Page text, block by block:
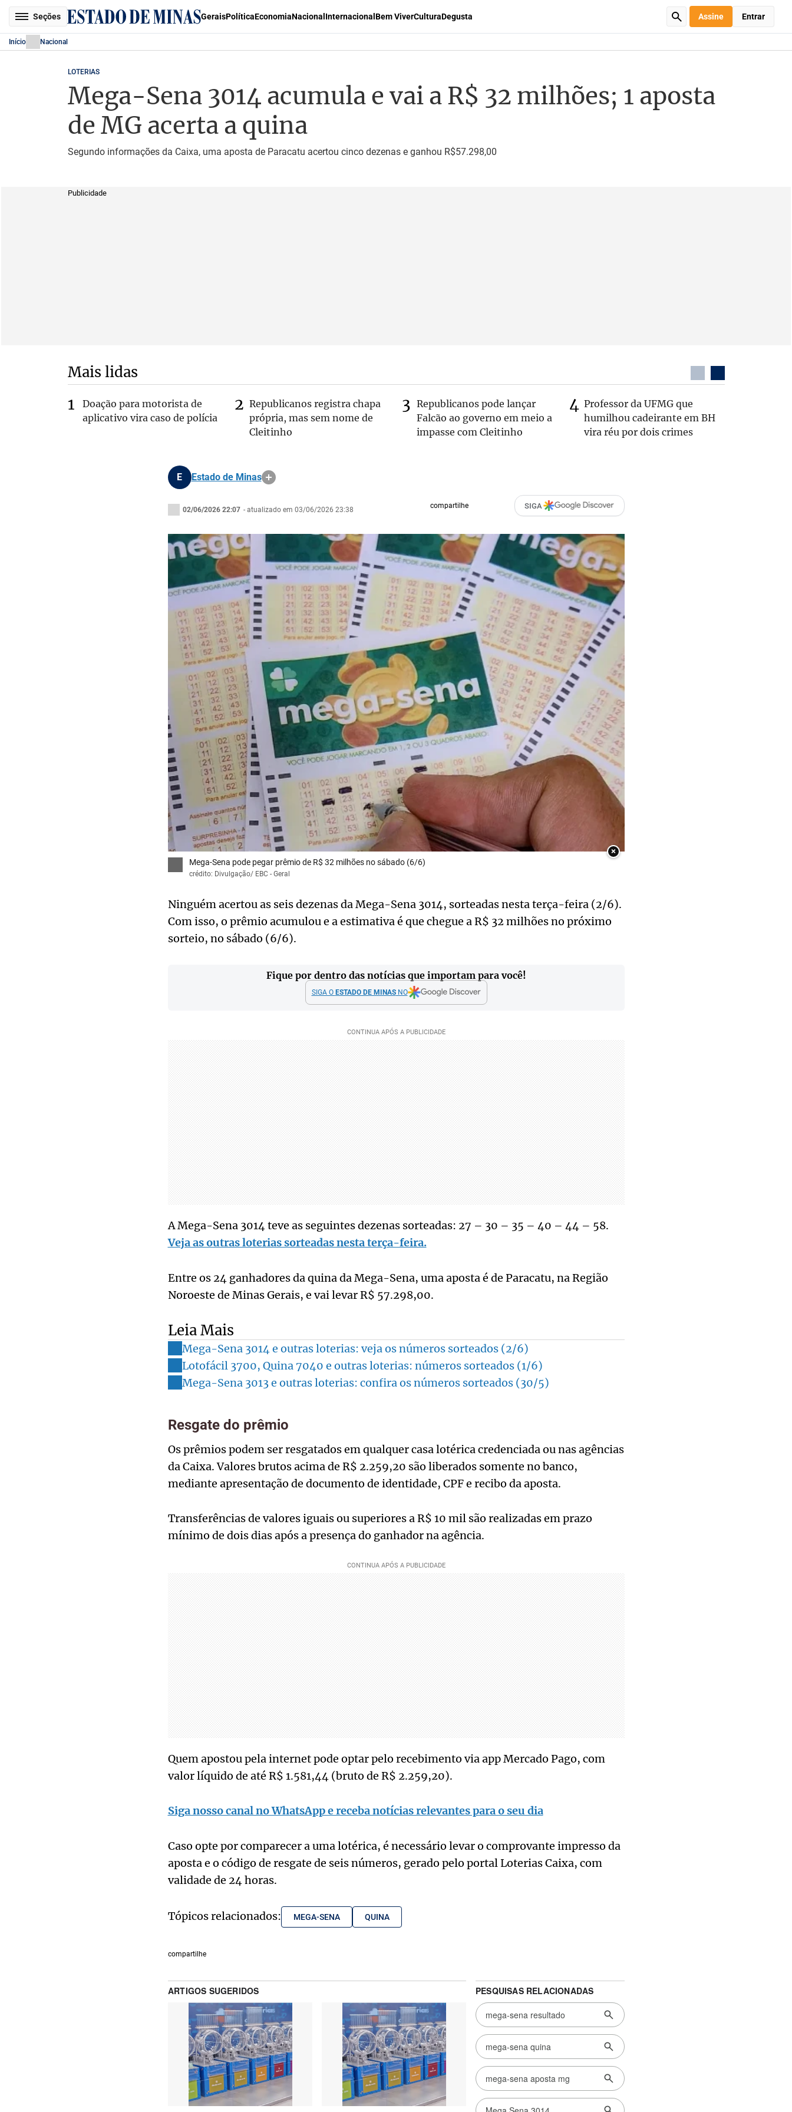
Seções GeraisPolíticaEconomiaNacional Internacional Bem ViverCulturaDegusta Assine Entrar
Início Nacional
LOTERIAS
Mega-Sena 3014 acumula e vai a R$ 32 milhões; 1 aposta
de MG acerta a quina
Segundo informações da Caixa, uma aposta de Paracatu acertou cinco dezenas e ganhou R$57.298,00
Publicidade
Mais lidas
Doação para motorista de
aplicativo vira caso de polícia
Republicanos registra chapa
própria, mas sem nome de
Cleitinho
Republicanos pode lançar
Falcão ao governo em meio a
impasse com Cleitinho
Professor da UFMG que
humilhou cadeirante em BH
vira réu por dois crimes
E Estado de Minas
02/06/2026 22:07 - atualizado em 03/06/2026 23:38 compartilhe SIGA
×
Mega-Sena pode pegar prêmio de R$ 32 milhões no sábado (6/6)
crédito: Divulgação/ EBC - Geral
Ninguém acertou as seis dezenas da Mega-Sena 3014, sorteadas nesta terça-feira (2/6).
Com isso, o prêmio acumulou e a estimativa é que chegue a R$ 32 milhões no próximo
sorteio, no sábado (6/6).
Fique por dentro das notícias que importam para você!
SIGA O ESTADO DE MINASNO
A Mega-Sena 3014 teve as seguintes dezenas sorteadas: 27 – 30 – 35 – 40 – 44 – 58.
Veja as outras loterias sorteadas nesta terça-feira.
Entre os 24 ganhadores da quina da Mega-Sena, uma aposta é de Paracatu, na Região
Noroeste de Minas Gerais, e vai levar R$ 57.298,00.
Leia Mais
Mega-Sena 3014 e outras loterias: veja os números sorteados (2/6)
Lotofácil 3700, Quina 7040 e outras loterias: números sorteados (1/6)
Mega-Sena 3013 e outras loterias: confira os números sorteados (30/5)
Resgate do prêmio
Os prêmios podem ser resgatados em qualquer casa lotérica credenciada ou nas agências
da Caixa. Valores brutos acima de R$ 2.259,20 são liberados somente no banco,
mediante apresentação de documento de identidade, CPF e recibo da aposta.
Transferências de valores iguais ou superiores a R$ 10 mil são realizadas em prazo
mínimo de dois dias após a presença do ganhador na agência.
Quem apostou pela internet pode optar pelo recebimento via app Mercado Pago, com
valor líquido de até R$ 1.581,44 (bruto de R$ 2.259,20).
Siga nosso canal no WhatsApp e receba notícias relevantes para o seu dia
Caso opte por comparecer a uma lotérica, é necessário levar o comprovante impresso da
aposta e o código de resgate de seis números, gerado pelo portal Loterias Caixa, com
validade de 24 horas.
Tópicos relacionados: MEGA-SENA QUINA
compartilhe